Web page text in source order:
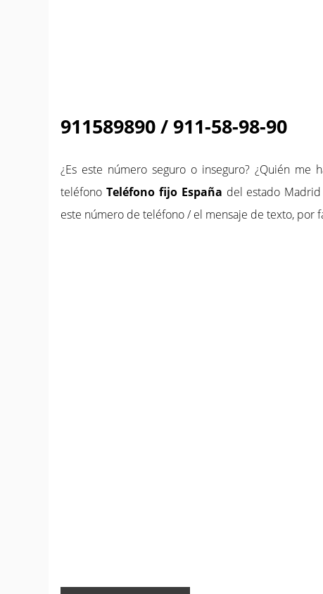
911589890 / 911-58-98-90
¿Es este número seguro o inseguro? ¿Quién me
teléfono Teléfono fijo España del estado
este número de teléfono / el mensaje de texto, por